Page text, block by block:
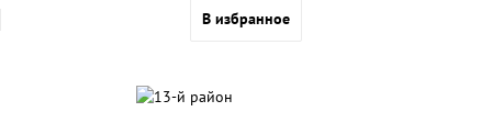
гангстерских банд.
В избранное